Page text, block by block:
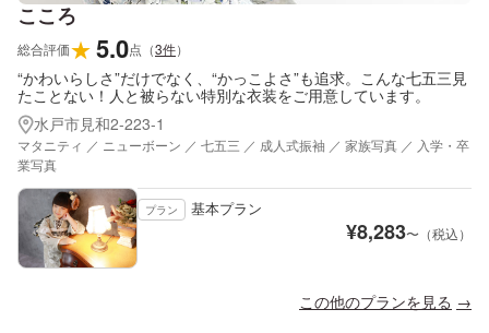
こころ
総合評価★5.0点 （3件）
“かわいらしさ”だけでなく、“かっこよさ”も追求。こんな七五三見
たことない！人と被らない特別な衣装をご用意しています。
水戸市見和2-223-1
マタニティ ／ ニューボーン ／ 七五三 ／ 成人式振袖 ／ 家族写真 ／ 入学・卒
業写真
プラン 基本プラン
¥8,283〜（税込）
この他のプランを見る